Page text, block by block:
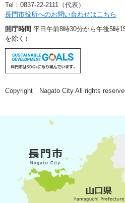
Tel：0837-22-2111（代表）
長門市役所へのお問い合わせはこちら
開庁時間 平日午前8時30分から午後5時
を除く）
Copyright Nagato City All rights